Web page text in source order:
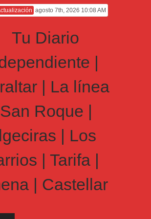
agosto 7th, 2026 10:08 AM